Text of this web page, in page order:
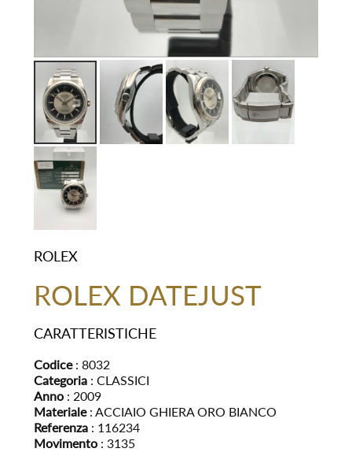
ROLEX
ROLEX DATEJUST
CARATTERISTICHE
Codice: 8032
Categoria: CLASSICI
Anno: 2009
Materiale: ACCIAIO GHIERA ORO BIANCO
Referenza: 116234
Movimento: 3135